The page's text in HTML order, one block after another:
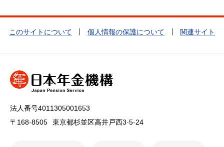
このサイトについて 個人情報の保護について 関連サイト
法人番号4011305001653
〒168-8505
東京都杉並区高井戸西3-5-24